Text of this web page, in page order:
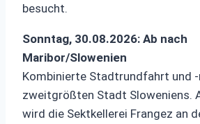
besucht.
Sonntag, 30.08.2026: Ab nach
Maribor/Slowenien
Kombinierte Stadtrundfahrt und
zweitgrößten Stadt Sloweniens.
wird die Sektkellerei Frangez an